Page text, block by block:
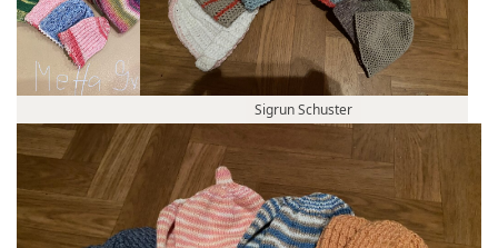
Sigrun Schuster